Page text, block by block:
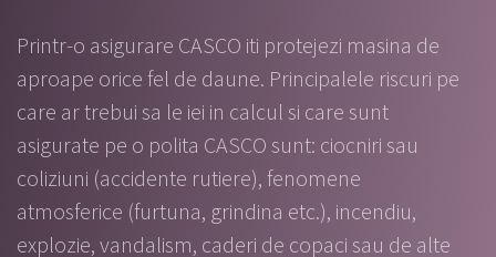
Printr-o asigurare CASCO iti protejezi masina de
aproape orice fel de daune. Principalele riscuri pe
care ar trebui sa le iei in calcul si care sunt
asigurate pe o polita CASCO sunt: ciocniri sau
coliziuni (accidente rutiere), fenomene
atmosferice (furtuna, grindina etc.), incendiu,
explozie, vandalism, caderi de copaci sau de alte